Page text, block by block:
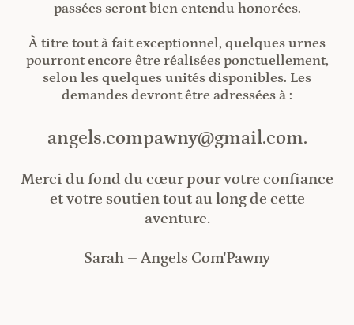
passées seront bien entendu honorées.
À titre tout à fait exceptionnel, quelques urnes
pourront encore être réalisées ponctuellement,
selon les quelques unités disponibles. Les
demandes devront être adressées à :
angels.compawny@gmail.com.
Merci du fond du cœur pour votre confiance
et votre soutien tout au long de cette
aventure.
Sarah – Angels Com'Pawny